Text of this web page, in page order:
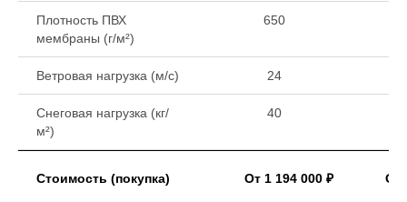
Плотность ПВХ
мембраны (г/м²)
650
Ветровая нагрузка (м/с) 24
Снеговая нагрузка (кг/
м²)
40
Стоимость (покупка) От 1 194 000 ₽ От